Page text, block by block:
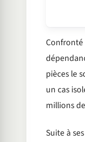
Confronté
pièces le
un cas
millions
Suite à